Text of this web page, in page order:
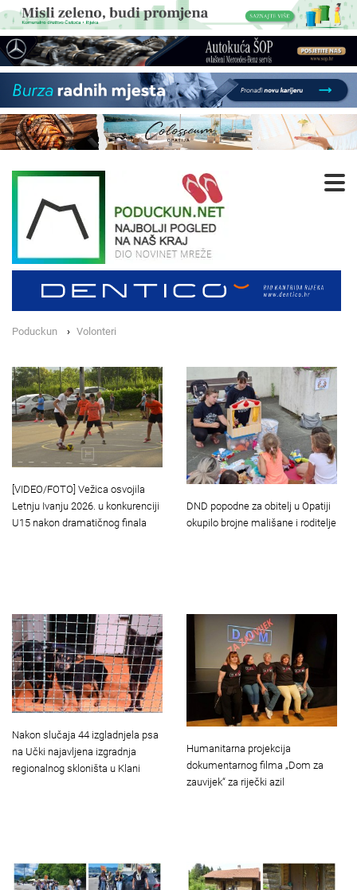
Poduckun Volonteri
[VIDEO/FOTO] Vežica osvojila
Letnju Ivanju 2026. u konkurenciji
U15 nakon dramatičnog finala
DND popodne za obitelj u Opatiji
okupilo brojne mališane i roditelje
Nakon slučaja 44 izgladnjela psa
na Učki najavljena izgradnja
regionalnog skloništa u Klani
Humanitarna projekcija
dokumentarnog filma „Dom za
zauvijek“ za riječki azil